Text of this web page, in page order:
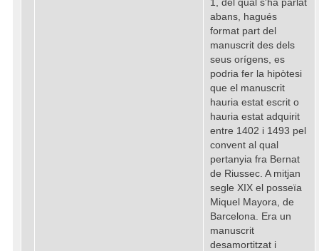
1, del qual s'ha parlat
abans, hagués
format part del
manuscrit des dels
seus orígens, es
podria fer la hipòtesi
que el manuscrit
hauria estat escrit o
hauria estat adquirit
entre 1402 i 1493 pel
convent al qual
pertanyia fra Bernat
de Riussec. A mitjan
segle XIX el posseïa
Miquel Mayora, de
Barcelona. Era un
manuscrit
desamortitzat i